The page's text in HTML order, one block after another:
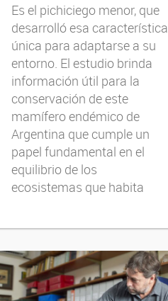
Es el pichiciego menor, que
desarrolló esa característica
única para adaptarse a su
entorno. El estudio brinda
información útil para la
conservación de este
mamífero endémico de
Argentina que cumple un
papel fundamental en el
equilibrio de los
ecosistemas que habita